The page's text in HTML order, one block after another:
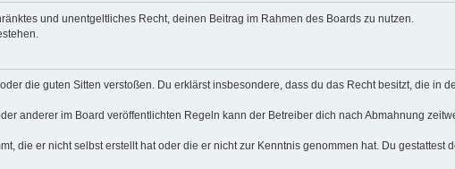
und unentgeltliches Recht, deinen Beitrag im Rahmen des Boards zu nutzen.
die guten Sitten verstoßen. Du erklärst insbesondere, dass du das Recht besitzt, die in
anderer im Board veröffentlichten Regeln kann der Betreiber dich nach Abmahnung
die er nicht selbst erstellt hat oder die er nicht zur Kenntnis genommen hat. Du gestattest